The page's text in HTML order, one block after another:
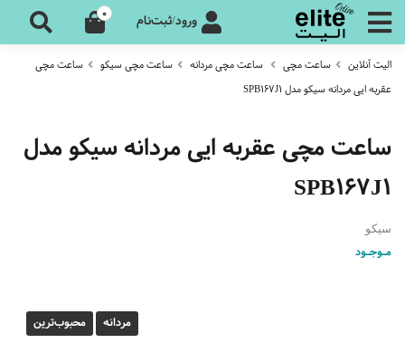
ورود/ثبت‌نام 0
الیت آنلاین ساعت مچی ساعت مچی مردانه ساعت مچی سیکو
ساعت مچی
عقربه ایی مردانه سیکو مدل SPB167J1
ساعت مچی عقربه ایی مردانه سیکو مدل
SPB167J1
سیکو
مـوجـود
مردانه محبوب‌‌ترین‌